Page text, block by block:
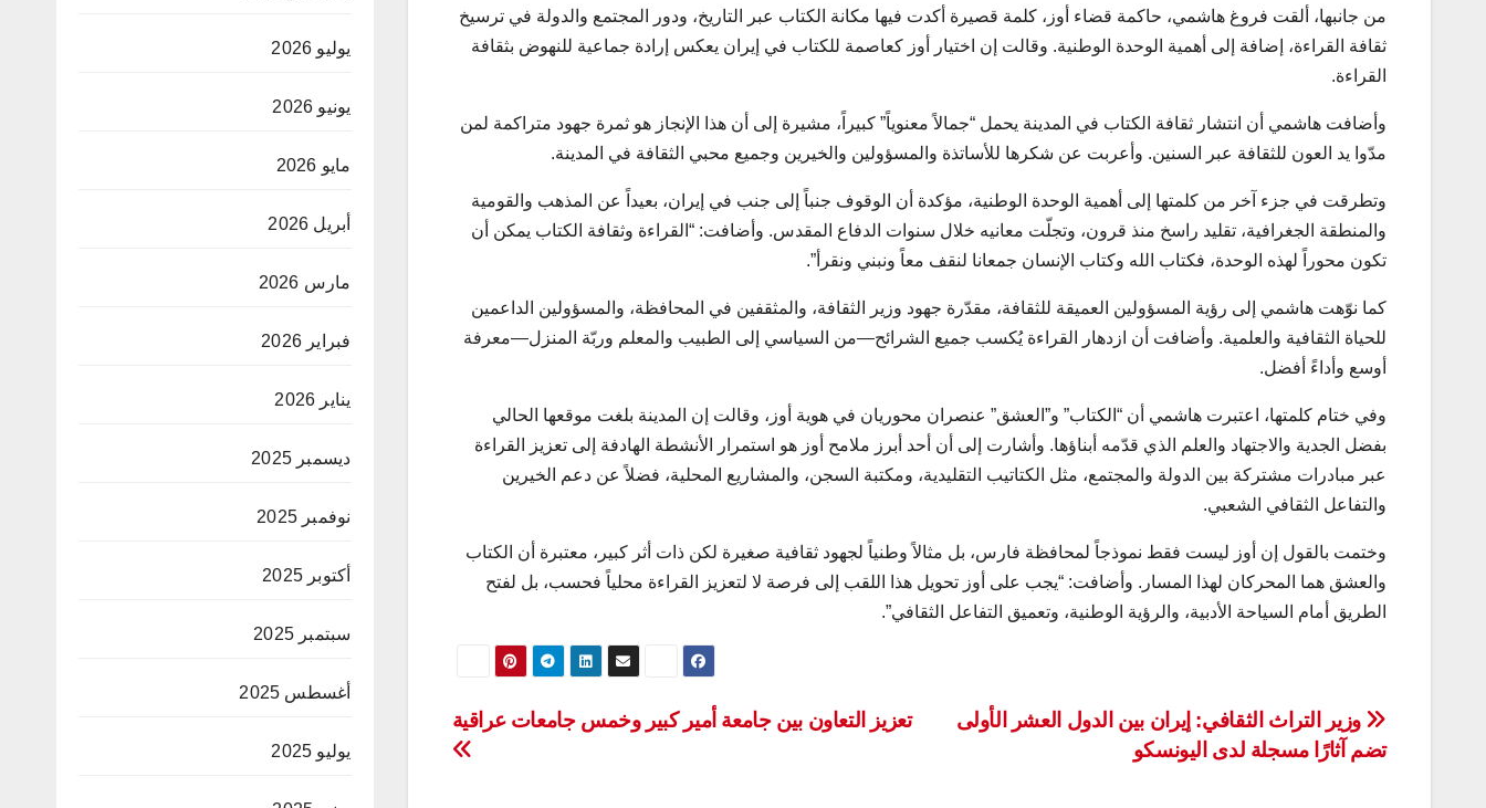
من جانبها، ألقت فروغ هاشمي، حاكمة قضاء أوز، كلمة قصيرة أكدت فيها مكانة الكتاب عبر التاريخ، ودور المجتمع والدولة في ترسيخ
ثقافة القراءة، إضافة إلى أهمية الوحدة الوطنية. وقالت إن اختيار أوز كعاصمة للكتاب في إيران يعكس إرادة جماعية للنهوض بثقافة
القراءة.
وأضافت هاشمي أن انتشار ثقافة الكتاب في المدينة يحمل “جمالاً معنوياً” كبيراً، مشيرة إلى أن هذا الإنجاز هو ثمرة جهود متراكمة لمن
مدّوا يد العون للثقافة عبر السنين. وأعربت عن شكرها للأساتذة والمسؤولين والخيرين وجميع محبي الثقافة في المدينة.
وتطرقت في جزء آخر من كلمتها إلى أهمية الوحدة الوطنية، مؤكدة أن الوقوف جنباً إلى جنب في إيران، بعيداً عن المذهب والقومية
والمنطقة الجغرافية، تقليد راسخ منذ قرون، وتجلّت معانيه خلال سنوات الدفاع المقدس. وأضافت: “القراءة وثقافة الكتاب يمكن أن
تكون محوراً لهذه الوحدة، فكتاب الله وكتاب الإنسان جمعانا لنقف معاً ونبني ونقرأ”.
كما نوّهت هاشمي إلى رؤية المسؤولين العميقة للثقافة، مقدّرة جهود وزير الثقافة، والمثقفين في المحافظة، والمسؤولين الداعمين
للحياة الثقافية والعلمية. وأضافت أن ازدهار القراءة يُكسب جميع الشرائح—من السياسي إلى الطبيب والمعلم وربّة المنزل—معرفة
أوسع وأداءً أفضل.
وفي ختام كلمتها، اعتبرت هاشمي أن “الكتاب” و”العشق” عنصران محوريان في هوية أوز، وقالت إن المدينة بلغت موقعها الحالي
بفضل الجدية والاجتهاد والعلم الذي قدّمه أبناؤها. وأشارت إلى أن أحد أبرز ملامح أوز هو استمرار الأنشطة الهادفة إلى تعزيز القراءة
عبر مبادرات مشتركة بين الدولة والمجتمع، مثل الكتاتيب التقليدية، ومكتبة السجن، والمشاريع المحلية، فضلاً عن دعم الخيرين
والتفاعل الثقافي الشعبي.
وختمت بالقول إن أوز ليست فقط نموذجاً لمحافظة فارس، بل مثالاً وطنياً لجهود ثقافية صغيرة لكن ذات أثر كبير، معتبرة أن الكتاب
والعشق هما المحركان لهذا المسار. وأضافت: “يجب على أوز تحويل هذا اللقب إلى فرصة لا لتعزيز القراءة محلياً فحسب، بل لفتح
الطريق أمام السياحة الأدبية، والرؤية الوطنية، وتعميق التفاعل الثقافي”.
تصفّح
المقالات
تعزيز التعاون بين جامعة أمير كبير وخمس جامعات عراقية
وزير التراث الثقافي: إيران بين الدول العشر الأولى
تضم آثارًا مسجلة لدى اليونسكو
يوليو 2026
يونيو 2026
مايو 2026
أبريل 2026
مارس 2026
فبراير 2026
يناير 2026
ديسمبر 2025
نوفمبر 2025
أكتوبر 2025
سبتمبر 2025
أغسطس 2025
يوليو 2025